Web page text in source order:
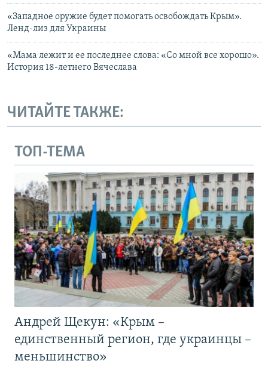
«Западное оружие будет помогать освобождать Крым».
Ленд-лиз для Украины
«Мама лежит и ее последнее слова: «Со мной все хорошо».
История 18-летнего Вячеслава
ЧИТАЙТЕ ТАКЖЕ:
ТОП-ТЕМА
Андрей Щекун: «Крым –
единственный регион, где украинцы –
меньшинство»